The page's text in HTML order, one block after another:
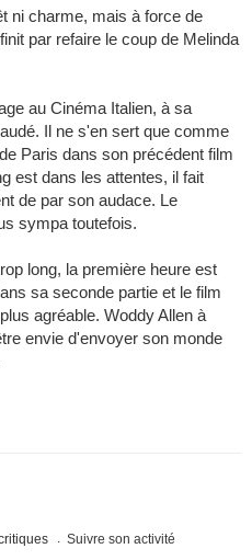
ni charme, mais à force de
par refaire le coup de Melinda
au Cinéma Italien, à sa
Il ne s'en sert que comme
Paris dans son précédent film
est dans les attentes, il fait
de par son audace. Le
sympa toutefois.
long, la première heure est
sa seconde partie et le film
agréable. Woddy Allen à
envie d'envoyer son monde
Suivre son activité